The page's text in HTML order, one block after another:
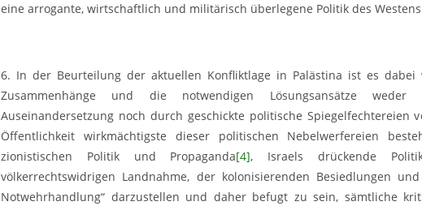
eine arrogante, wirtschaftlich und militärisch überlegene Politik des
6. In der Beurteilung der aktuellen Konfliktlage in Palästina ist es
Zusammenhänge und die notwendigen Lösungsansätze
Auseinandersetzung noch durch geschickte politische Spiegelfechtereien
Öffentlichkeit wirkmächtigste dieser politischen Nebelwerfereien
zionistischen Politik und Propaganda[4], Israels drückende
völkerrechtswidrigen Landnahme, der kolonisierenden Besiedlungen
Notwehrhandlung“ darzustellen und daher befugt zu sein, sämtliche